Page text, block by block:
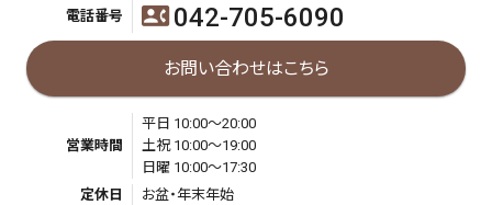
電話番号
contact_phone 042-705-6090
お問い合わせはこちら
営業時間
平日 10:00～20:00
土祝 10:00～19:00
日曜 10:00～17:30
定休日
お盆・年末年始